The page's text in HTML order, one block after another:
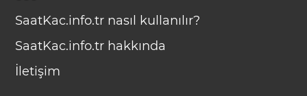
SaatKac.info.tr nasıl kullanılır?
SaatKac.info.tr hakkında
İletişim